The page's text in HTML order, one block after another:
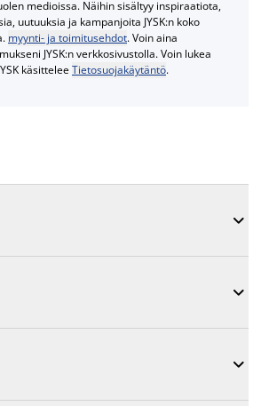
medioissa. Näihin sisältyy inspiraatiota,
uutuuksia ja kampanjoita JYSK:n koko
myynti- ja toimitusehdot. Voin aina
JYSK:n verkkosivustolla. Voin lukea
käsitteleeTietosuojakäytäntö.


